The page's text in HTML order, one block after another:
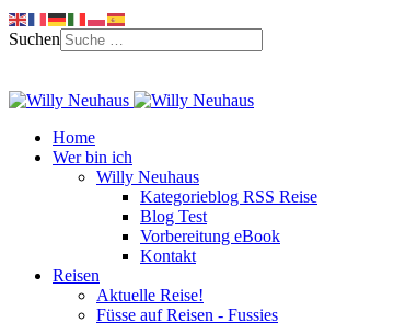
Suchen
Home
Wer bin ich
Willy Neuhaus
Kategorieblog RSS Reise
Blog Test
Vorbereitung eBook
Kontakt
Reisen
Aktuelle Reise!
Füsse auf Reisen - Fussies